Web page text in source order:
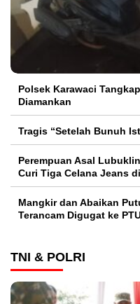
Polsek Karawaci
Diamankan
Tragis “Setelah Bunuh
Perempuan Asal
Curi Tiga Celana Jeans
Mangkir dan Abaikan
Terancam Digugat ke
TNI & POLRI